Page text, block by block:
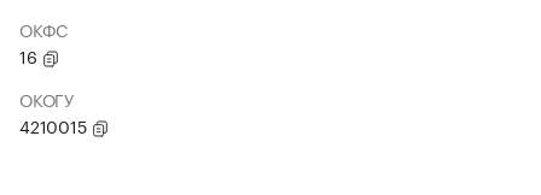
ОКФС
16
ОКОГУ
4210015